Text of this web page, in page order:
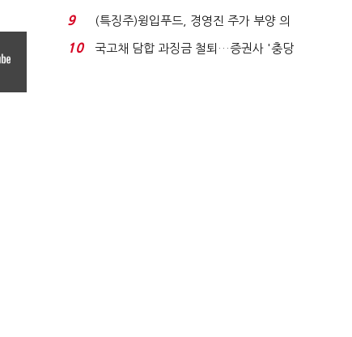
국전쟁’
9
(특징주)윙입푸드, 경영진 주가 부양 의
지에 상한가...
10
국고채 담합 과징금 철퇴…증권사 '충당